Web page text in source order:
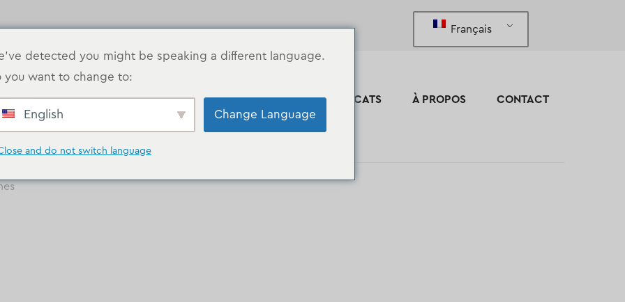
Français
MAISON GALERIE CERTIFICATS À PROPOS CONTACT
detected you might be speaking a different language.
you want to change to:
English Change Language
and do not switch language